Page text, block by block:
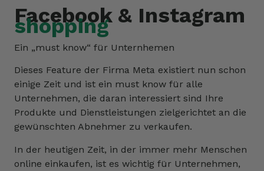
Facebook & Instagram
shopping
Ein „must know“ für Unternhemen
Dieses Feature der Firma Meta existiert nun schon
einige Zeit und ist ein must know für alle
Unternehmen, die daran interessiert sind Ihre
Produkte und Dienstleistungen zielgerichtet an die
gewünschten Abnehmer zu verkaufen.
In der heutigen Zeit, in der immer mehr Menschen
online einkaufen, ist es wichtig für Unternehmen,